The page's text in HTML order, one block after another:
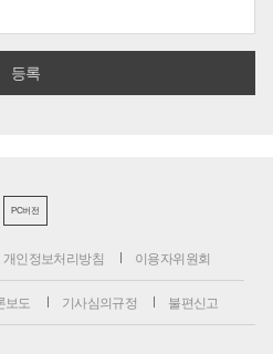
PC버전
개인정보처리방침 이용자위원회
보도 기사심의규정 불편신고